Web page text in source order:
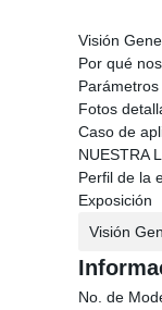
Visión
Por qué
Fotos
Caso de
NUESTRA
Perfil de la
Exposición
Visión
No. de